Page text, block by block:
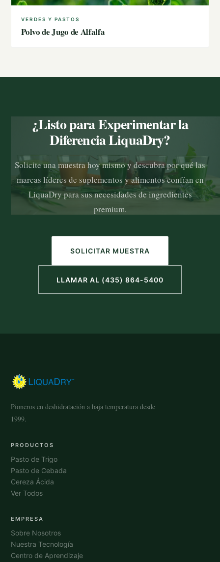
VERDES Y PASTOS
Polvo de Jugo de Alfalfa
¿Listo para Experimentar la
Diferencia LiquaDry?
Solicite una muestra hoy mismo y descubra por qué las
marcas líderes de suplementos y alimentos confían en
LiquaDry para sus necesidades de ingredientes
premium.
SOLICITAR MUESTRA
LLAMAR AL (435) 864-5400
Pioneros en deshidratación a baja temperatura desde
1999.
PRODUCTOS
Pasto de Trigo
Pasto de Cebada
Cereza Ácida
Ver Todos
EMPRESA
Sobre Nosotros
Nuestra Tecnología
Centro de Aprendizaje